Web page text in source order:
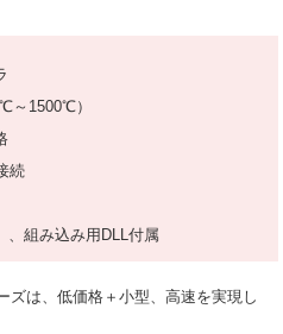
～1500℃）
続
、組み込み用DLL付属
ズは、低価格＋小型、高速を実現し